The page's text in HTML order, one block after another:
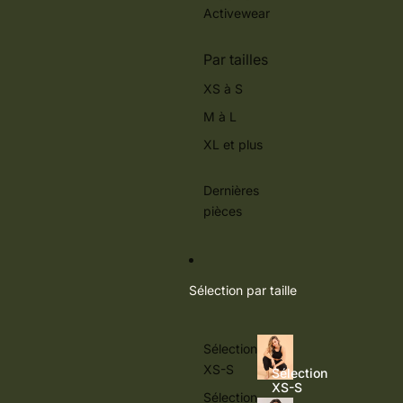
Activewear
Par tailles
XS à S
M à L
XL et plus
Dernières
pièces
Sélection par taille
Sélection
XS-S
Sélection
Sélection
XS-S